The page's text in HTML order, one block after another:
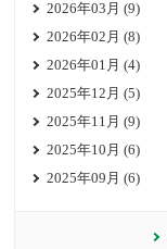
2026年03月 (9)
2026年02月 (8)
2026年01月 (4)
2025年12月 (5)
2025年11月 (9)
2025年10月 (6)
2025年09月 (6)